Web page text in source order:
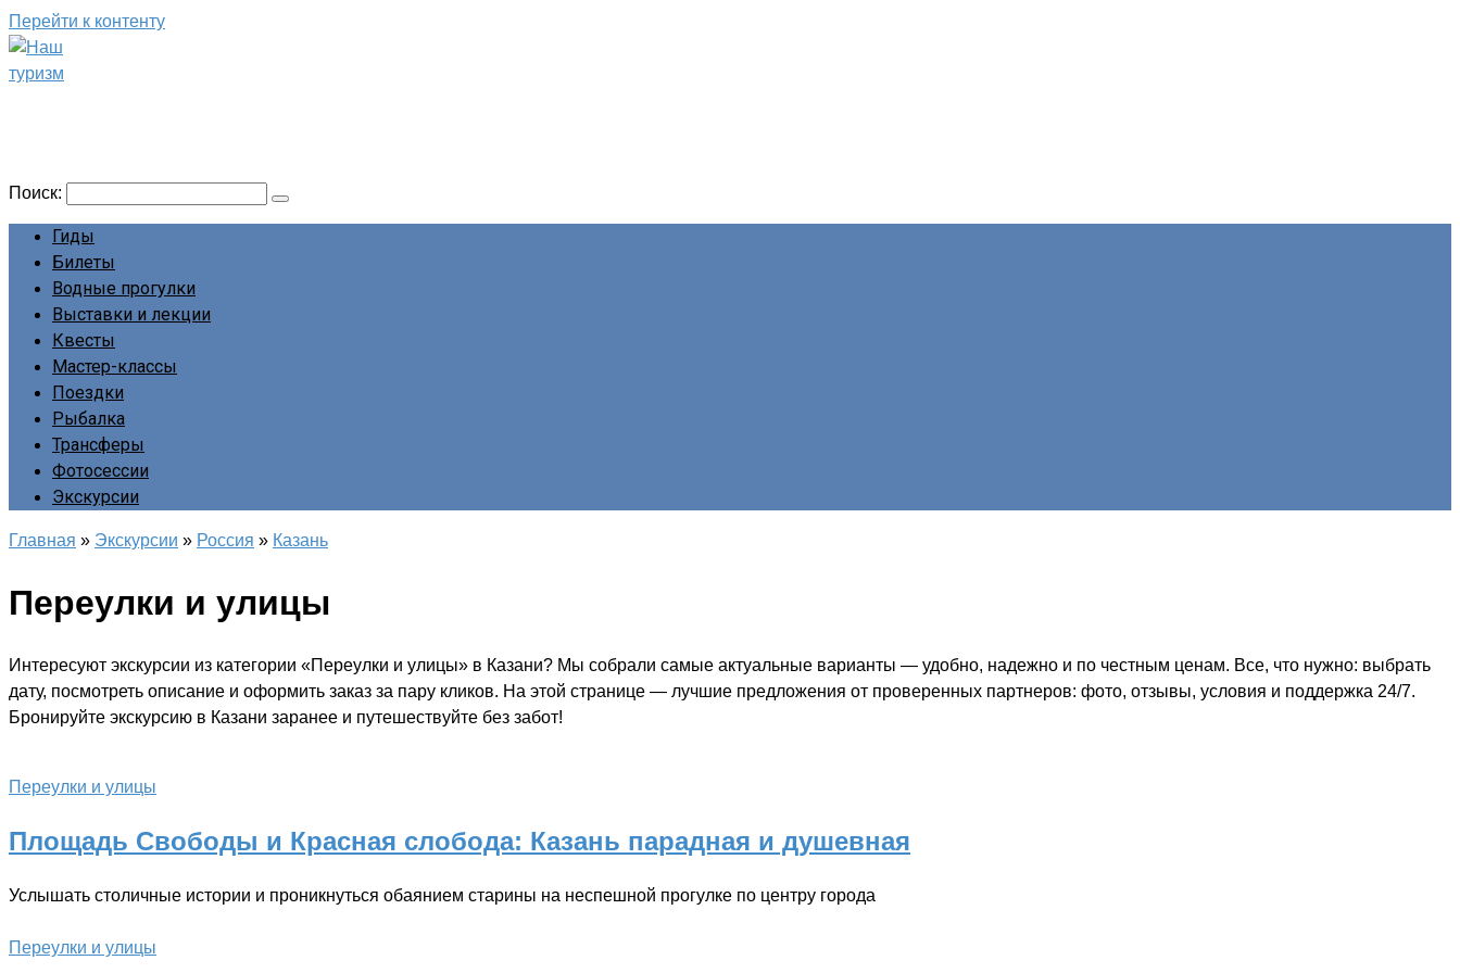
Перейти к контенту
Поиск:
Гиды
Билеты
Водные прогулки
Выставки и лекции
Квесты
Мастер-классы
Поездки
Рыбалка
Трансферы
Фотосессии
Экскурсии
Главная » Экскурсии » Россия » Казань
Переулки и улицы
Интересуют экскурсии из категории «Переулки и улицы» в Казани? Мы собрали самые актуальные варианты — удобно, надежно и по честным ценам. Все, что нужно: выбрать
дату, посмотреть описание и оформить заказ за пару кликов. На этой странице — лучшие предложения от проверенных партнеров: фото, отзывы, условия и поддержка 24/7.
Бронируйте экскурсию в Казани заранее и путешествуйте без забот!
Переулки и улицы
Площадь Свободы и Красная слобода: Казань парадная и душевная
Услышать столичные истории и проникнуться обаянием старины на неспешной прогулке по центру города
Переулки и улицы